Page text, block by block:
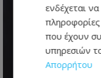
ενδέχεται
που έχουν
υπηρεσιών
Απορρήτου